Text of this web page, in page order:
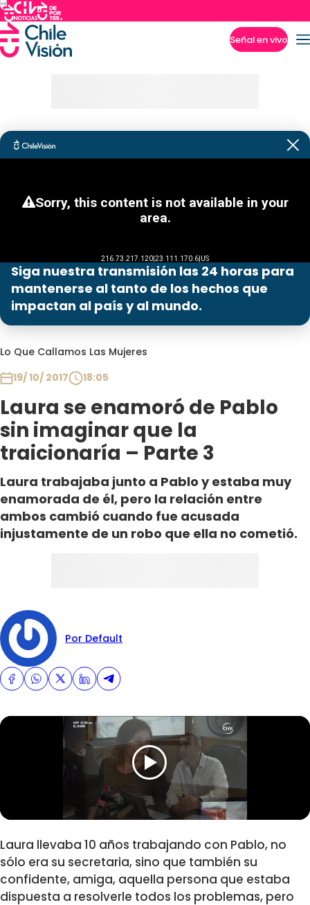
Señal en vivo
Siga nuestra transmisión las 24 horas para
mantenerse al tanto de los hechos que
impactan al país y al mundo.
Lo Que Callamos Las Mujeres
19/ 10/ 2017
18:05
Laura se enamoró de Pablo
sin imaginar que la
traicionaría – Parte 3
Laura trabajaba junto a Pablo y estaba muy
enamorada de él, pero la relación entre
ambos cambió cuando fue acusada
injustamente de un robo que ella no cometió.
Por Default
Laura llevaba 10 años trabajando con Pablo, no
sólo era su secretaria, sino que también su
confidente, amiga, aquella persona que estaba
dispuesta a resolverle todos los problemas, pero
Programas
Club De La Comedia
Contigo en Directo
Plan Perfecto
El Tiempo
Sabingo
Todos Los Programas